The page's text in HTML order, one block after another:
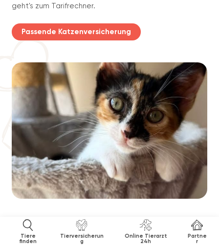
Tiere
finden
Tierversicherun
g
Online Tierarzt
24h
Partne
r
geht's zum Tarifrechner.
Passende Katzenversicherung